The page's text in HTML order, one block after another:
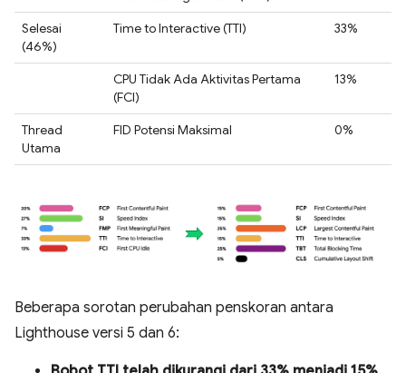
Selesai
(46%)
Time to Interactive (TTI) 33%
CPU Tidak Ada Aktivitas Pertama
(FCI)
13%
Thread
Utama
FID Potensi Maksimal 0%
Beberapa sorotan perubahan penskoran antara
Lighthouse versi 5 dan 6: